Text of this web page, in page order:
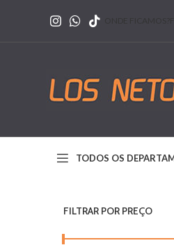
TODOS OS
FILTRAR POR PREÇO